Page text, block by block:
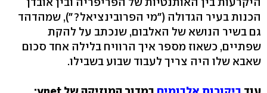
הכנות בעיר הגדולה ("מי הפרובינציאל?"), שמהדהד
גם בשיר הנושא של האלבום, שנכתב על להקת
שפתיים, כשאוז מספר איך הרוויח בלילה אחד סכום
שאבא שלו היה צריך לעבוד שבוע בשבילו.